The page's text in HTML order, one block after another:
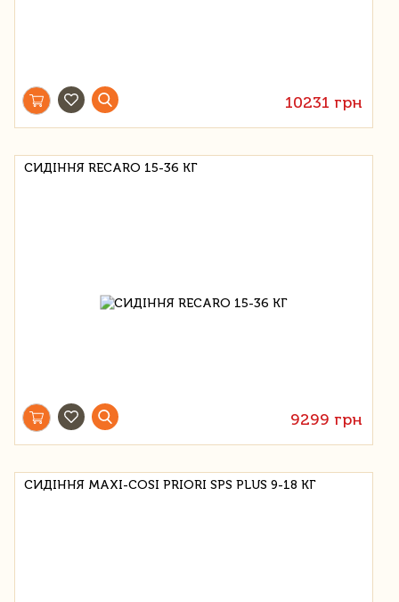
10231 грн
СИДІННЯ RECARO 15-36 КГ
9299 грн
СИДІННЯ MAXI-COSI PRIORI SPS PLUS 9-18 КГ